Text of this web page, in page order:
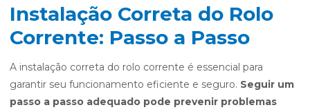
Instalação Correta do Rolo
Corrente: Passo a Passo
A instalação correta do rolo corrente é essencial para
garantir seu funcionamento eficiente e seguro. Seguir um
passo a passo adequado pode prevenir problemas